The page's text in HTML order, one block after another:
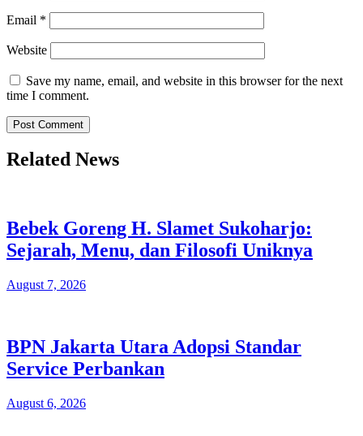
Email *
Website
Save my name, email, and website in this browser for the next
time I comment.
Related News
Bebek Goreng H. Slamet Sukoharjo:
Sejarah, Menu, dan Filosofi Uniknya
August 7, 2026
BPN Jakarta Utara Adopsi Standar
Service Perbankan
August 6, 2026